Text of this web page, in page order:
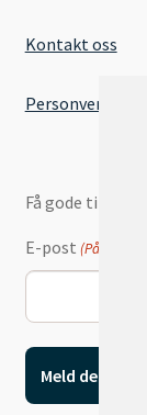
Kontakt oss
Få gode tilbud
E-post (Påkrevd)